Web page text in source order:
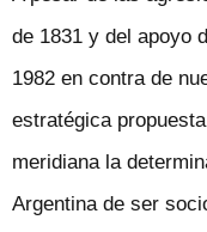
de 1831 y del apoyo
1982 en contra de
estratégica
meridiana la
Argentina de ser